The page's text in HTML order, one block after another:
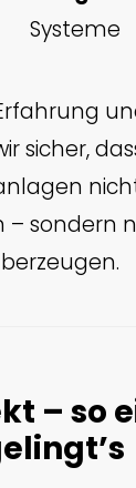
Systeme
sicher,
– sondern
– so